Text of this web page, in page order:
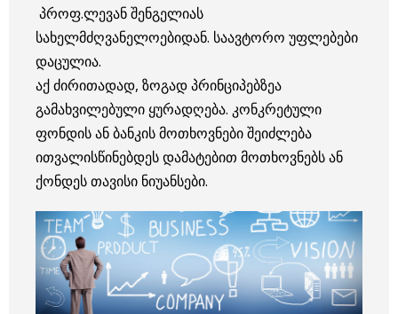
პროფ.ლევან შენგელიას
სახელმძღვანელოებიდან. საავტორო უფლებები
დაცულია.
აქ ძირითადად, ზოგად პრინციპებზეა
გამახვილებული ყურადღება. კონკრეტული
ფონდის ან ბანკის მოთხოვნები შეიძლება
ითვალისწინებდეს დამატებით მოთხოვნებს ან
ქონდეს თავისი ნიუანსები.